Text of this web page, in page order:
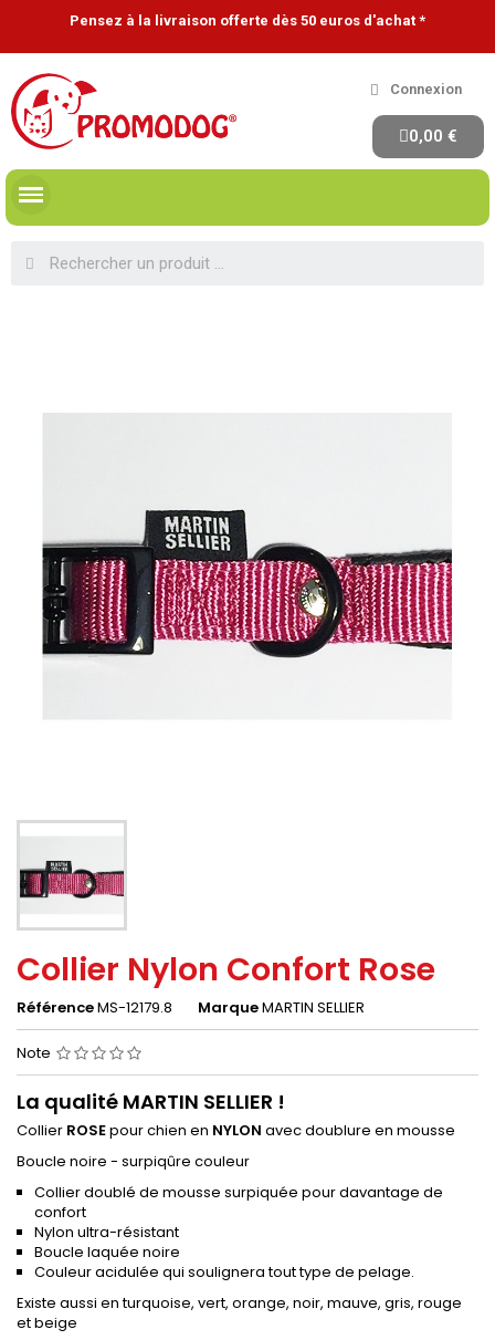
Pensez à la livraison offerte dès 50 euros d'achat *
Connexion
0,00 €
Collier Nylon Confort Rose
RéférenceMS-12179.8 MarqueMARTIN SELLIER
Note
La qualité MARTIN SELLIER !
Collier ROSEpour chien en NYLON avec doublure en mousse
Boucle noire - surpiqûre couleur
Collier doublé de mousse surpiquée pour davantage de
confort
Nylon ultra-résistant
Boucle laquée noire
Couleur acidulée qui soulignera tout type de pelage.
Existe aussi enturquoise, vert, orange, noir, mauve, gris, rouge
et beige